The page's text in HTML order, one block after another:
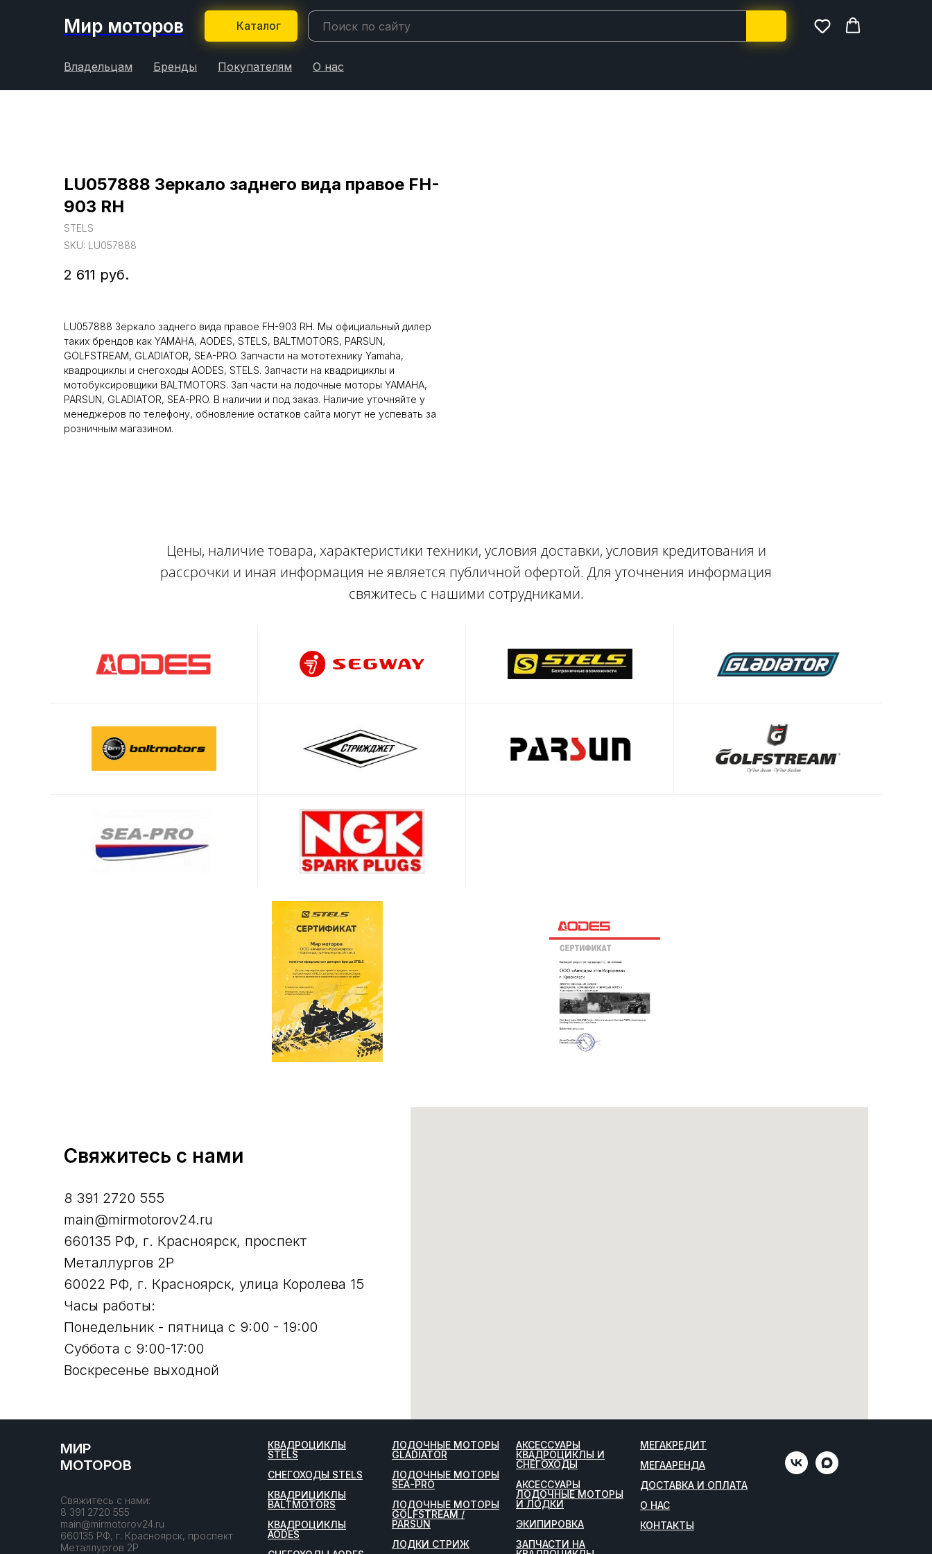
Мир моторов Каталог
Владельцам Бренды Покупателям О нас
LU057888 Зеркало заднего вида правое FH-
903 RH
STELS
SKU: LU057888
2 611 руб.
LU057888 Зеркало заднего вида правое FH-903 RH. Мы официальный дилер
таких брендов как YAMAHA, AODES, STELS, BALTMOTORS, PARSUN,
GOLFSTREAM, GLADIATOR, SEA-PRO. Запчасти на мототехнику Yamaha,
квадроциклы и снегоходы AODES, STELS. Запчасти на квадрициклы и
мотобуксировщики BALTMOTORS. Зап части на лодочные моторы YAMAHA,
PARSUN, GLADIATOR, SEA-PRO. В наличии и под заказ. Наличие уточняйте у
менеджеров по телефону, обновление остатков сайта могут не успевать за
розничным магазином.
Цены, наличие товара, характеристики техники, условия доставки, условия кредитования и
рассрочки и иная информация не является публичной офертой. Для уточнения информация
свяжитесь с нашими сотрудниками.
Свяжитесь с нами
8 391 2720 555
main@mirmotorov24.ru
660135 РФ, г. Красноярск, проспект
Металлургов 2Р
60022 РФ, г. Красноярск, улица Королева 15
Часы работы:
Понедельник - пятница с 9:00 - 19:00
Суббота с 9:00-17:00
Воскресенье выходной
МИР
МОТОРОВ
Свяжитесь с нами:
8 391 2720 555
main@mirmotorov24.ru
660135 РФ, г. Красноярск, проспект
Металлургов 2Р
КВАДРОЦИКЛЫ
STELS
СНЕГОХОДЫ STELS
КВАДРИЦИКЛЫ
BALTMOTORS
КВАДРОЦИКЛЫ
AODES
ЛОДОЧНЫЕ МОТОРЫ
GLADIATOR
ЛОДОЧНЫЕ МОТОРЫ
SEA-PRO
ЛОДОЧНЫЕ МОТОРЫ
GOLFSTREAM /
PARSUN
ЛОДКИ СТРИЖ
АКСЕССУАРЫ
КВАДРОЦИКЛЫ И
СНЕГОХОДЫ
АКСЕССУАРЫ
ЛОДОЧНЫЕ МОТОРЫ
И ЛОДКИ
ЭКИПИРОВКА
ЗАПЧАСТИ НА
МЕГАКРЕДИТ
МЕГААРЕНДА
ДОСТАВКА И ОПЛАТА
О НАС
КОНТАКТЫ